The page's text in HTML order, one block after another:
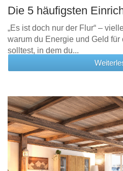
Die 5 häufigsten
„Es ist doch nur der Flur“ –
warum du Energie und Geld
solltest, in dem du...